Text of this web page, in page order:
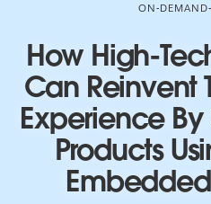
ON-
How High-
Can Reinvent
Experience
Products